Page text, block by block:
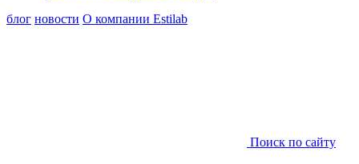
блог новости О компании Estilab
Поиск по сайту